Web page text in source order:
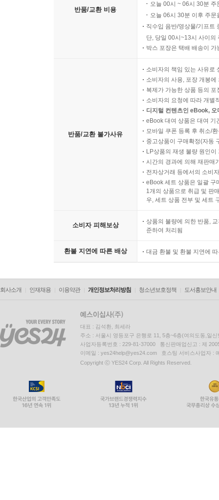
반품/교환 비용
오늘 00시 ~ 06시 30분
오늘 06시 30분 이후 주
직수입 음반/영상물/기프트
단, 당일 00시~13시 사이의
박스 포장은 택배 배송이
반품/교환 불가사유
소비자의 책임 있는 사유로
소비자의 사용, 포장 개봉
복제가 가능한 상품 등의
소비자의 요청에 따라 개별
디지털 컨텐츠인 eBook,
eBook 대여 상품은 대여 기
모바일 쿠폰 등록 후 취소/
중고상품이 구매확정(자동
LP상품의 재생 불량 원인
시간의 경과에 의해 재판매
전자상거래 등에서의 소비
eBook 세트 상품은 일괄 구
1개의 상품으로 취급 및 판
우, 세트 상품 전부 및 세트
소비자 피해보상
상품의 불량에 의한 반품,
준하여 처리됨
환불 지연에 따른 배상 대금 환불 및 환불 지연에
회사소개 인재채용 이용약관 개인정보처리방침 청소년보호정책 도서홍보안내
대표 : 김석환, 최세라
주소 : 서울시 영등포구 은행로 11, 5층~6층(여의도동,일신
사업자등록번호 : 229-81-37000 통신판매업신고 : 제
이메일 : yes24help@yes24.com 호스팅 서비스사업자 :
Copyright ⓒ YES24 Corp. All Rights Reserved.